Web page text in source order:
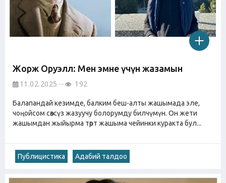
Жорж Оруэлл: Мен эмне үчүн жазамын
11.02.2025 192
Балапандай кезимде, балким беш-алты жашымада эле,
чоңойсом сөзсүз жазуучу болорумду билчүмүн. Он жети
жашымдан жыйырма төрт жашыма чейинки куракта бул...
Публицистика Адабий талдоо